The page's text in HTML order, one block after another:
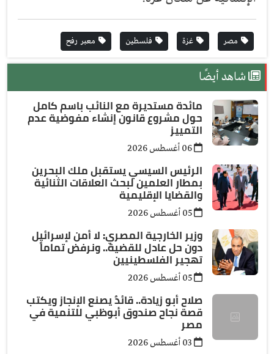
مصر غزة فلسطين معبر رفح
شاهد أيضًا
مائدة مستديرة مع النائب باسم كامل
حول مشروع قانون إنشاء مفوضية عدم
التمييز
الرئيس السيسي يستقبل ملك البحرين
بمطار العلمين لبحث العلاقات الثنائية
والقضايا الإقليمية
وزير الخارجية المصري: لا أمن لإسرائيل
دون حل عادل للقضية.. ونرفض تماماً
تهجير الفلسطينيين
صلاح أبو زيادة.. قائدٌ يصنع الإنجاز ويكتب
قصة نجاح صندوق أبوظبي للتنمية في
مصر